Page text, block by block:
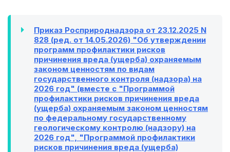
Приказ Росприроднадзора от 23.12.2025 N
828 (ред. от 14.05.2026) "Об утверждении
программ профилактики рисков
причинения вреда (ущерба) охраняемым
законом ценностям по видам
государственного контроля (надзора) на
2026 год" (вместе с "Программой
профилактики рисков причинения вреда
(ущерба) охраняемым законом ценностям
по федеральному государственному
геологическому контролю (надзору) на
2026 год", "Программой профилактики
рисков причинения вреда (ущерба)